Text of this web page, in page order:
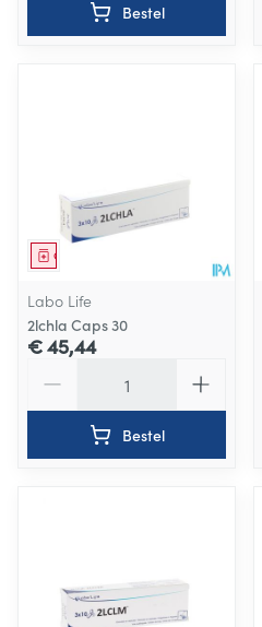
Bestel
Geneesmiddel
Labo Life
2lchla Caps 30
€ 45,44
Bestel